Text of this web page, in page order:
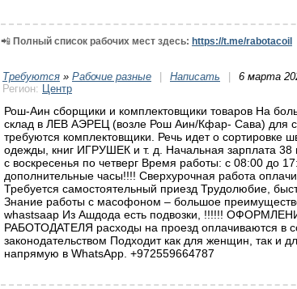
📲 Полный список рабочих мест здесь: https://t.me/rabotacoil
Требуются » Рабочие разные | Написать |
6 марта
Регион: Центр
Рош-Аин сборщики и комплектовщики товаров На
склад в ЛЕВ АЭРЕЦ (возле Рош Аин/Кфар- Сава) для
требуются комплектовщики. Речь идет о сортировке
одежды, книг ИГРУШЕК и т. д. Начальная зарплата
с воскресенья по четверг Время работы: с 08:00 до
дополнительные часы!!!! Сверхурочная работа
Требуется самостоятельный приезд Трудолюбие,
Знание работы с масофоном – большое
whastsaap Из Ашдода есть подвозки, !!!!!!
РАБОТОДАТЕЛЯ расходы на проезд оплачиваются в
законодательством Подходит как для женщин, так и
напрямую в WhatsApp. +972559664787